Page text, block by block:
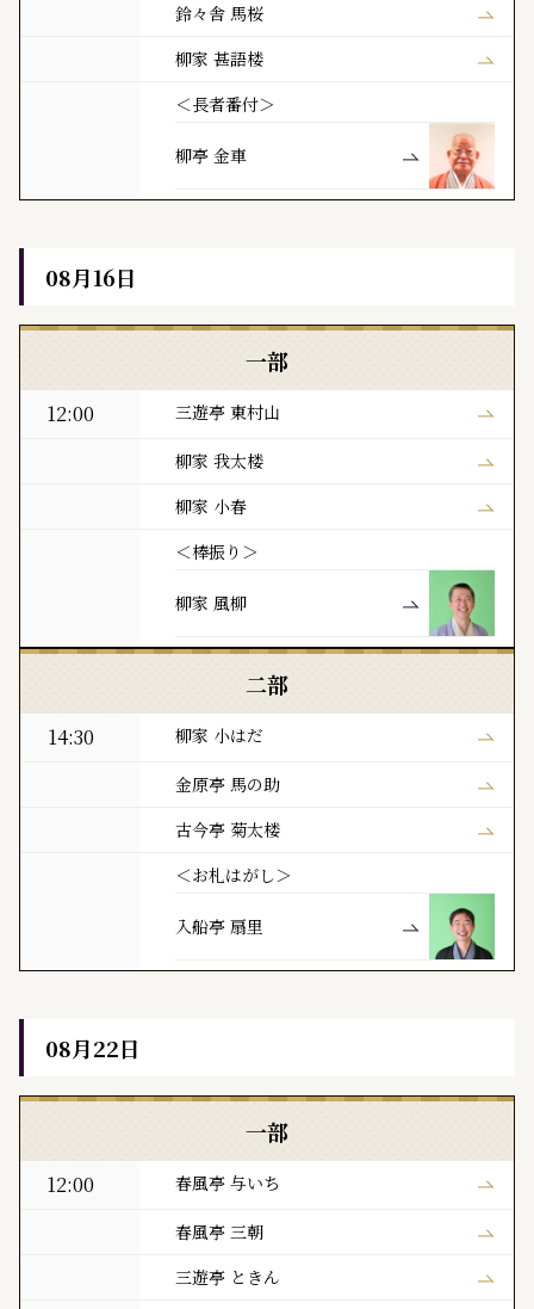
鈴々舎 馬桜
柳家 甚語楼
＜長者番付＞
柳亭 金車
08月16日
黒門亭 本日の寄席出演者
一部
12:00 三遊亭 東村山
柳家 我太楼
柳家 小春
＜棒振り＞
柳家 風柳
二部
14:30 柳家 小はだ
金原亭 馬の助
古今亭 菊太楼
＜お札はがし＞
入船亭 扇里
08月22日
黒門亭 本日の寄席出演者
一部
12:00 春風亭 与いち
春風亭 三朝
三遊亭 ときん